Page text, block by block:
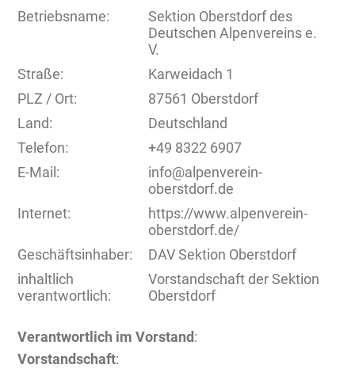
Betriebsname:
Sektion Oberstdorf des
Deutschen Alpenvereins e.
V.
Straße:
Karweidach 1
PLZ / Ort:
87561 Oberstdorf
Land:
Deutschland
Telefon:
+49 8322 6907
E-Mail:
info@alpenverein-
oberstdorf.de
Internet:
https://www.alpenverein-
oberstdorf.de/
Geschäftsinhaber:
DAV Sektion Oberstdorf
inhaltlich
verantwortlich:
Vorstandschaft der Sektion
Oberstdorf
Verantwortlich im Vorstand:
Vorstandschaft: